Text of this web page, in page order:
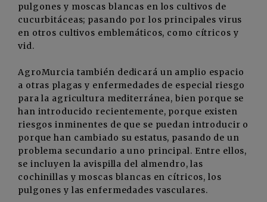
pulgones y moscas blancas en los cultivos de
cucurbitáceas; pasando por los principales virus
en otros cultivos emblemáticos, como cítricos y
vid.
AgroMurcia también dedicará un amplio espacio
a otras plagas y enfermedades de especial riesgo
para la agricultura mediterránea, bien porque se
han introducido recientemente, porque existen
riesgos inminentes de que se puedan introducir o
porque han cambiado su estatus, pasando de un
problema secundario a uno principal. Entre ellos,
se incluyen la avispilla del almendro, las
cochinillas y moscas blancas en cítricos, los
pulgones y las enfermedades vasculares.